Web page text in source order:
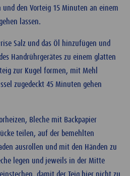
und den Vorteig 15 Minuten an einem
lassen.
Salz und das Öl hinzufügen und
Handrührgerätes zu einem glatten
zur Kugel formen, mit Mehl
zugedeckt 45 Minuten gehen
Bleche mit Backpapier
teilen, auf der bemehlten
ausrollen und mit den Händen zu
legen und jeweils in der Mitte